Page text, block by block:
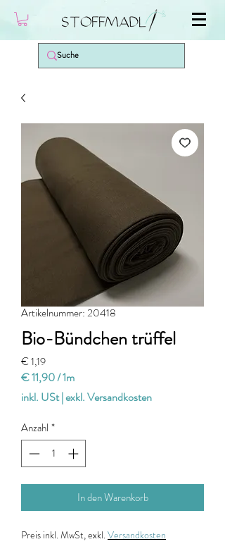
Artikelnummer: 20418
Bio-Bündchen trüffel
€ 1,19Preis
€ 11,90/1m
€ 11,90
pro
1
Meter
inkl. USt|exkl. Versandkosten
Anzahl *
In den Warenkorb
Preis inkl. MwSt, exkl. Versandkosten